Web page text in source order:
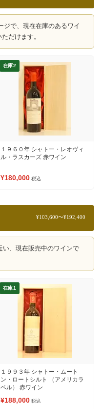
ジで、現在在庫のあるワイ
だけます。
在庫2
１９６０年 シャトー・レオヴィ
ル・ラスカーズ 赤ワイン
¥180,000 税込
¥103,600〜¥192,400
い、現在販売中のワインで
在庫1
１９９３年 シャトー・ムート
ン・ロートシルト （アメリカラ
ベル） 赤ワイン
¥188,000 税込